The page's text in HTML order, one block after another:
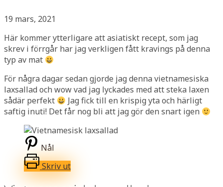
19 mars, 2021
Här kommer ytterligare att asiatiskt recept, som jag
skrev i förrgår har jag verkligen fått kravings på denna
typ av mat
För några dagar sedan gjorde jag denna vietnamesiska
laxsallad och wow vad jag lyckades med att steka laxen
sådär perfekt
Jag fick till en krispig yta och härligt
saftig inuti! Det får nog bli att jag gör den snart igen
Nål
Skriv ut